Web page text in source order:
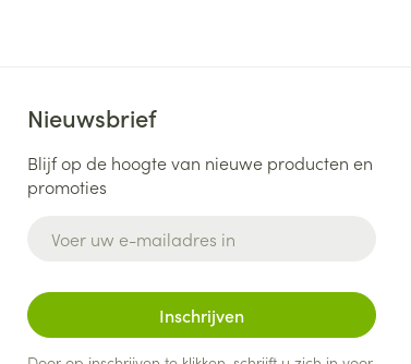
Nieuwsbrief
Blijf op de hoogte van nieuwe producten en
promoties
Inschrijven